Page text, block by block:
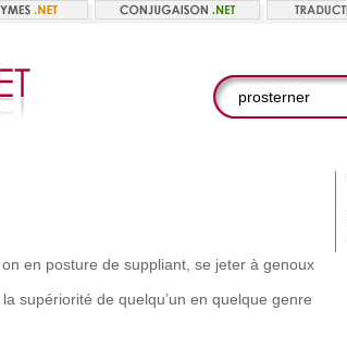
on en posture de suppliant, se jeter à genoux
la supériorité de quelqu’un en quelque genre